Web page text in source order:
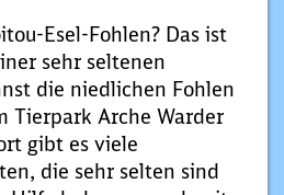
Esel-Fohlen? Das ist
sehr seltenen
die niedlichen Fohlen
Tierpark Arche Warder
gibt es viele
die sehr selten sind